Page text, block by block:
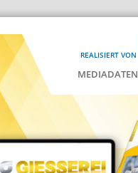
REALISIERT VON
MEDIADATEN